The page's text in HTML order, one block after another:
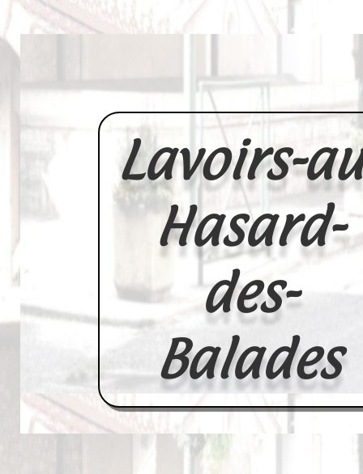
Lavoirs-
Hasard-
des-
Balades